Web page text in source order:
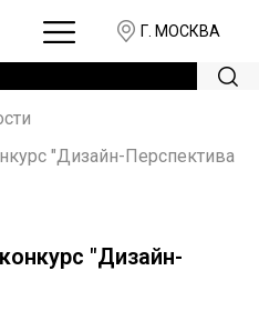
Г. МОСКВА
"Дизайн-Перспектива
"Дизайн-